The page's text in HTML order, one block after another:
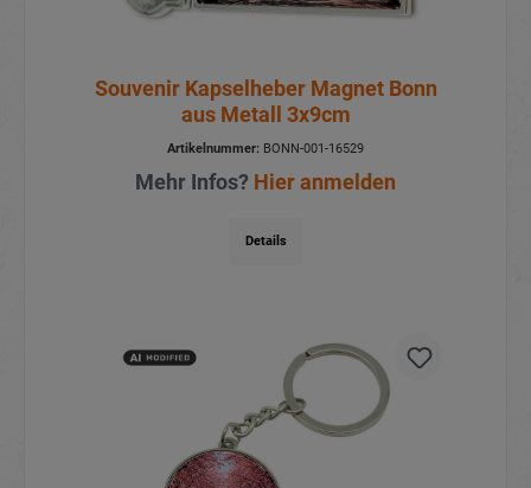
Souvenir Kapselheber Magnet Bonn
aus Metall 3x9cm
Artikelnummer: BONN-001-16529
Mehr Infos? Hier anmelden
Details